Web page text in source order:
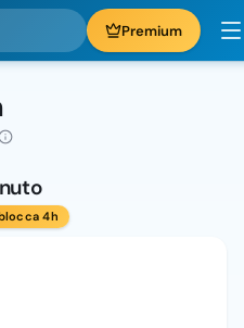
Premium
4h